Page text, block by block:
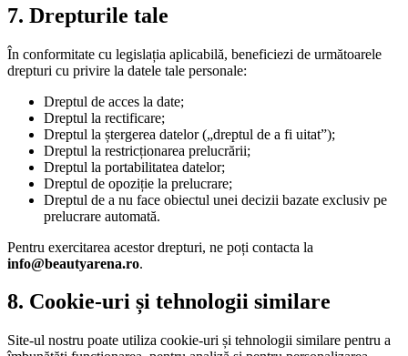
7. Drepturile tale
În conformitate cu legislația aplicabilă, beneficiezi de următoarele
drepturi cu privire la datele tale personale:
Dreptul de acces la date;
Dreptul la rectificare;
Dreptul la ștergerea datelor („dreptul de a fi uitat”);
Dreptul la restricționarea prelucrării;
Dreptul la portabilitatea datelor;
Dreptul de opoziție la prelucrare;
Dreptul de a nu face obiectul unei decizii bazate exclusiv pe
prelucrare automată.
Pentru exercitarea acestor drepturi, ne poți contacta la
info@beautyarena.ro.
8. Cookie-uri și tehnologii similare
Site-ul nostru poate utiliza cookie-uri și tehnologii similare pentru a